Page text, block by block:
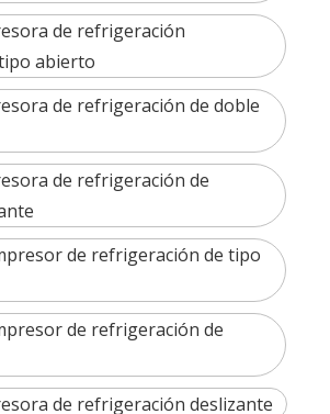
de refrigeración
abierto
de refrigeración de doble
de refrigeración de
de refrigeración de tipo
de refrigeración de
de refrigeración deslizante